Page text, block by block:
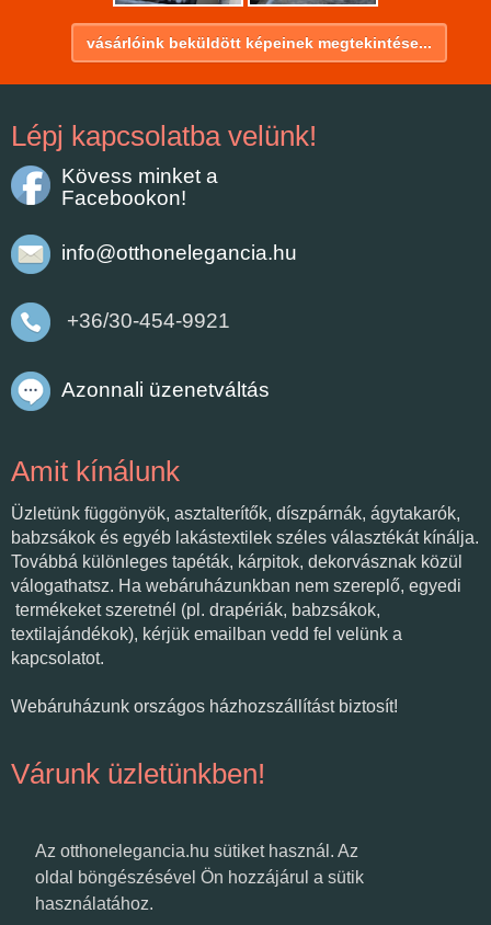
Az otthonelegancia.hu sütiket használ. Az
oldal böngészésével Ön hozzájárul a sütik
használatához.
vásárlóink beküldött képeinek megtekintése...
Lépj kapcsolatba velünk!
Kövess minket a
Facebookon!
info@otthonelegancia.hu
+36/30-454-9921
Azonnali üzenetváltás
Amit kínálunk
Üzletünk függönyök, asztalterítők, díszpárnák, ágytakarók,
babzsákok és egyéb lakástextilek széles választékát kínálja.
Továbbá különleges tapéták, kárpitok, dekorvásznak közül
válogathatsz. Ha webáruházunkban nem szereplő, egyedi
termékeket szeretnél (pl. drapériák, babzsákok,
textilajándékok), kérjük emailban vedd fel velünk a
kapcsolatot.
Webáruházunk országos házhozszállítást biztosít!
Várunk üzletünkben!
Textilvarázs